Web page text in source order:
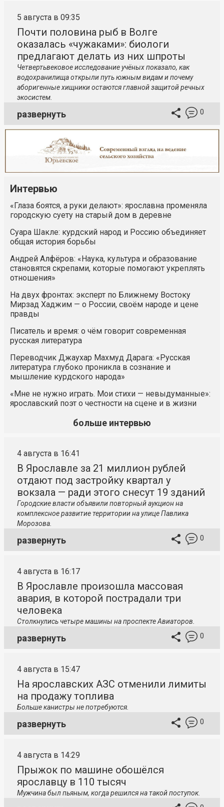
5 августа в 09:35
Почти половина рыб в Волге
оказалась «чужаками»: биологи
предлагают делать из них шпроты
Четвертьвековое исследование учёных показало, как
водохранилища открыли путь южным видам и почему
аборигенные хищники остаются главной защитой речных
экосистем.
развернуть 0
Интервью
«Глаза боятся, а руки делают»: ярославна променяла
городскую суету на старый дом в деревне
Суара Шакле: курдский народ и Россию объединяет
общая история борьбы
Андрей Алфёров: «Наука, культура и образование
становятся скрепами, которые помогают укреплять
отношения»
На двух фронтах: эксперт по Ближнему Востоку
Мирзад Хаджим — о России, своём народе и цене
правды
Писатель и время: о чём говорит современная
русская литература
Переводчик Джаухар Махмуд Дарага: «Русская
литература глубоко проникла в сознание и
мышление курдского народа»
«Мне не нужно играть. Мои стихи — невыдуманные»:
ярославский поэт о честности на сцене и в жизни
больше интервью
4 августа в 16:41
В Ярославле за 21 миллион рублей
отдают под застройку квартал у
вокзала — ради этого снесут 19 зданий
Городские власти объявили повторный аукцион на
комплексное развитие территории на улице Павлика
Морозова.
развернуть 0
4 августа в 16:17
В Ярославле произошла массовая
авария, в которой пострадали три
человека
Столкнулись четыре машины на проспекте Авиаторов.
развернуть 0
4 августа в 15:47
На ярославских АЗС отменили лимиты
на продажу топлива
Больше канистры не потребуются.
развернуть 0
4 августа в 14:29
Прыжок по машине обошёлся
ярославцу в 110 тысяч
Мужчина был пьяным, когда решился на такой поступок.